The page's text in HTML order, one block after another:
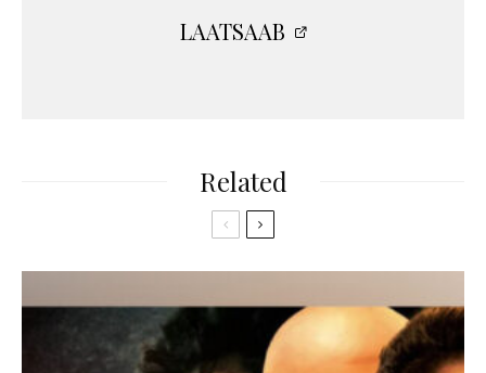
LAATSAAB
Related